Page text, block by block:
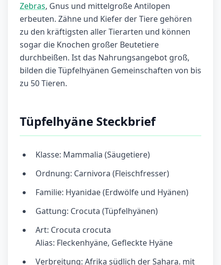
Zebras, Gnus und mittelgroße Antilopen
erbeuten. Zähne und Kiefer der Tiere gehören
zu den kräftigsten aller Tierarten und können
sogar die Knochen großer Beutetiere
durchbeißen. Ist das Nahrungsangebot groß,
bilden die Tüpfelhyänen Gemeinschaften von bis
zu 50 Tieren.
Tüpfelhyäne Steckbrief
Klasse: Mammalia (Säugetiere)
Ordnung: Carnivora (Fleischfresser)
Familie: Hyanidae (Erdwölfe und Hyänen)
Gattung: Crocuta (Tüpfelhyänen)
Art: Crocuta crocuta
Alias: Fleckenhyäne, Gefleckte Hyäne
Verbreitung: Afrika südlich der Sahara. mit